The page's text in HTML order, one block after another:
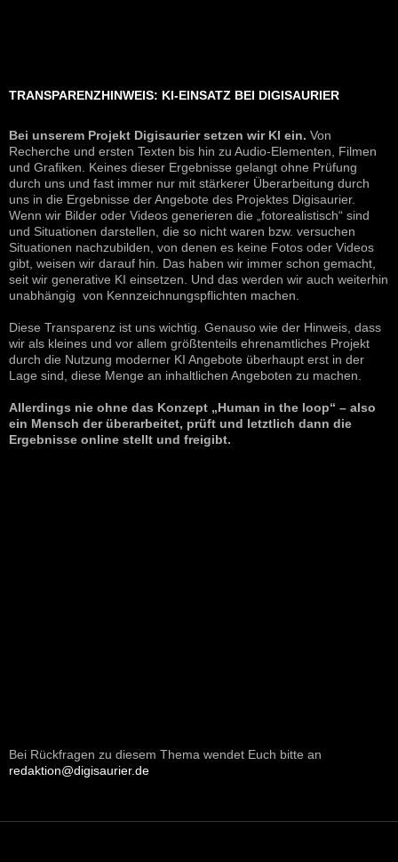
TRANSPARENZHINWEIS: KI-EINSATZ BEI DIGISAURIER
Bei unserem Projekt Digisaurier setzen wir KI ein. Von
Recherche und ersten Texten bis hin zu Audio-Elementen, Filmen
und Grafiken. Keines dieser Ergebnisse gelangt ohne Prüfung
durch uns und fast immer nur mit stärkerer Überarbeitung durch
uns in die Ergebnisse der Angebote des Projektes Digisaurier.
Wenn wir Bilder oder Videos generieren die „fotorealistisch“ sind
und Situationen darstellen, die so nicht waren bzw. versuchen
Situationen nachzubilden, von denen es keine Fotos oder Videos
gibt, weisen wir darauf hin. Das haben wir immer schon gemacht,
seit wir generative KI einsetzen. Und das werden wir auch weiterhin
unabhängig von Kennzeichnungspflichten machen.
Diese Transparenz ist uns wichtig. Genauso wie der Hinweis, dass
wir als kleines und vor allem größtenteils ehrenamtliches Projekt
durch die Nutzung moderner KI Angebote überhaupt erst in der
Lage sind, diese Menge an inhaltlichen Angeboten zu machen.
Allerdings nie ohne das Konzept „Human in the loop“ – also
ein Mensch der überarbeitet, prüft und letztlich dann die
Ergebnisse online stellt und freigibt.
Bei Rückfragen zu diesem Thema wendet Euch bitte an
redaktion@digisaurier.de